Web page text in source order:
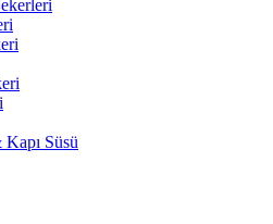
Süsü